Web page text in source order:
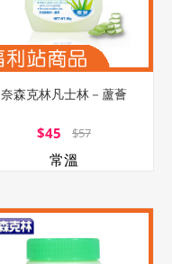
奈森克林凡士林－蘆薈
$45 $57
常溫